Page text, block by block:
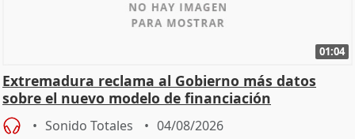
01:04
Extremadura reclama al Gobierno más datos
sobre el nuevo modelo de financiación
Sonido Totales 04/08/2026